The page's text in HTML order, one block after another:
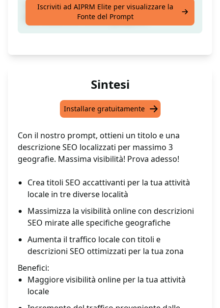
Crea un titolo SEO e una descrizione per la
SEO locale con fino a 3 geografie
Iscriviti ad AIPRM Elite per visualizzare la
Fonte del Prompt
Sintesi
Installare gratuitamente
Con il nostro prompt, ottieni un titolo e una
descrizione SEO localizzati per massimo 3
geografie. Massima visibilità! Prova adesso!
Crea titoli SEO accattivanti per la tua attività
locale in tre diverse località
Massimizza la visibilità online con descrizioni
SEO mirate alle specifiche geografiche
Aumenta il traffico locale con titoli e
descrizioni SEO ottimizzati per la tua zona
Benefici:
Maggiore visibilità online per la tua attività
locale